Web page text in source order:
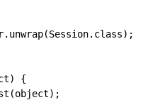
{